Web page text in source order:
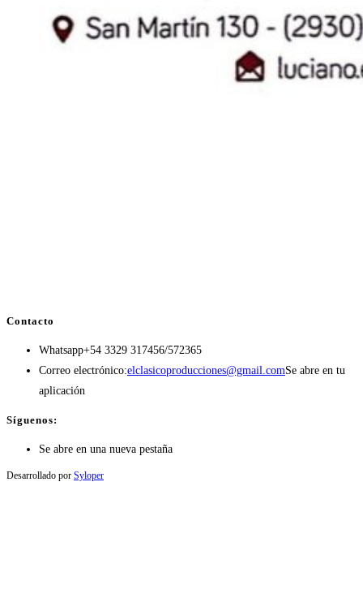
Contacto
Whatsapp+54 3329 317456/572365
Correo electrónico:elclasicoproducciones@gmail.comSe abre en tu
aplicación
Síguenos:
Se abre en una nueva pestaña
Desarrollado por Syloper